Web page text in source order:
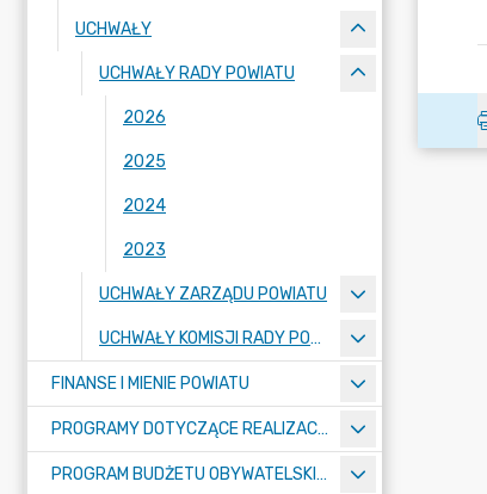
UCHWAŁY
UCHWAŁY RADY POWIATU
2026
2025
2024
2023
UCHWAŁY ZARZĄDU POWIATU
UCHWAŁY KOMISJI RADY POWIATU
FINANSE I MIENIE POWIATU
PROGRAMY DOTYCZĄCE REALIZACJI ZADAŃ PUBLICZNYCH
PROGRAM BUDŻETU OBYWATELSKIEGO POWIATU BYDGOSKIEGO